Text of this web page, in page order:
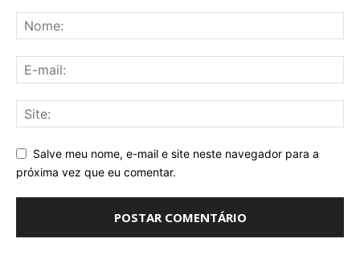
Salve meu nome, e-mail e site neste navegador para a
próxima vez que eu comentar.